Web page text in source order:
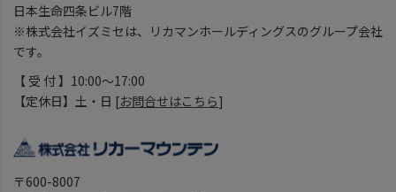
日本生命四条ビル7階
※株式会社イズミセは、リカマンホールディングスのグループ会社
です。
【 受 付 】10:00～17:00
【定休日】土・日 [お問合せはこちら]
〒600-8007